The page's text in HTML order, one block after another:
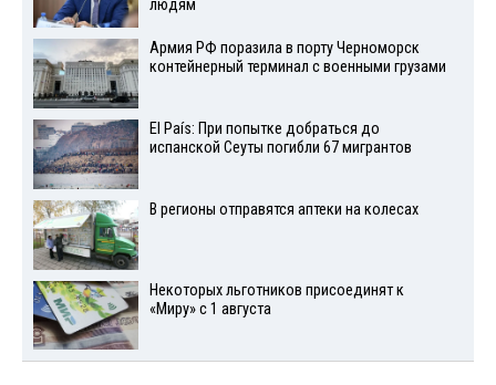
людям
Армия РФ поразила в порту Черноморск
контейнерный терминал с военными грузами
El País: При попытке добраться до
испанской Сеуты погибли 67 мигрантов
В регионы отправятся аптеки на колесах
Некоторых льготников присоединят к
«Миру» с 1 августа